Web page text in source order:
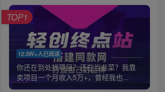
12.3W+人已阅读
你还在到处找项目？还在当韭菜？我靠
卖项目一个月收入5万+，曾经我也...
TOP1